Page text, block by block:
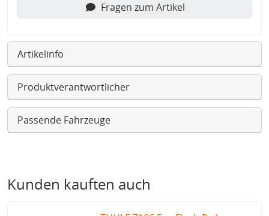
Fragen zum Artikel
Artikelinfo
Produktverantwortlicher
Passende Fahrzeuge
Kunden kauften auch